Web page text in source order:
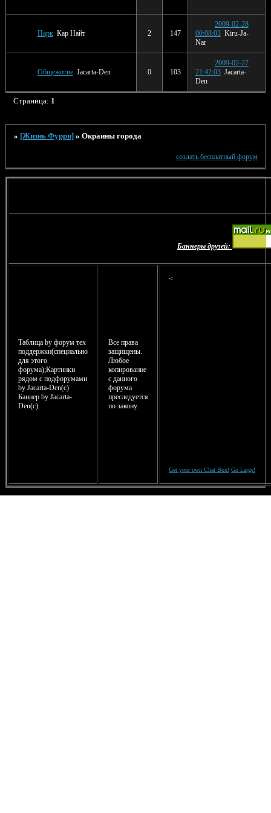
Парк Кар Найт 2 147
2009-02-28
00:08:03 Kiru-Ja-
Nar
Общежитие Jacarta-Den 0 103
2009-02-27
21:42:03 Jacarta-
Den
Страница: 1
» [Жизнь Фурри] » Окраины города
создать бесплатный форум
Баннеры друзей:
Таблица by форум тех
поддержки(специально
для этого
форума);Картинки
рядом с подфорумами
by Jacarta-Den(c)
Баннер by Jacarta-
Den(с)
Все права
защищены.
Любое
копирование
с данного
форума
преследуется
по закону.
<
Get your own Chat Box! Go Large!